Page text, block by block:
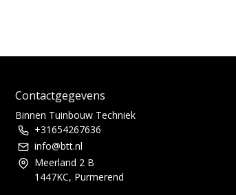
Contactgegevens
Binnen Tuinbouw Techniek
+31654267636
info@btt.nl
Meerland 2 B
1447KC, Purmerend